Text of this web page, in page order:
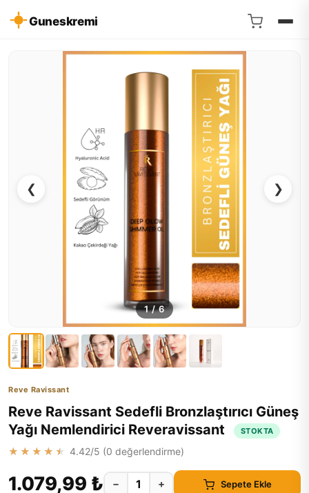
Guneskremi
❮ ❯
1/6
Reve Ravissant
Reve Ravissant Sedefli Bronzlaştırıcı Güneş
Yağı Nemlendirici Reveravissant
STOKTA
★★★★★ 4.42/5 (0 değerlendirme)
1.079,99 ₺ − + Sepete Ekle